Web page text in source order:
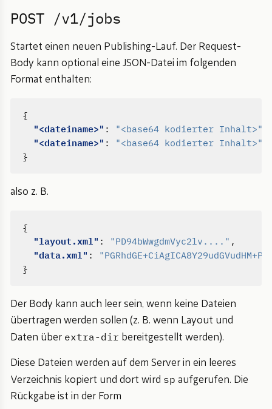
POST /v1/jobs
Startet einen neuen Publishing-Lauf. Der Request-
Body kann optional eine JSON-Datei im folgenden
Format enthalten:
{
"<dateiname>" : "<base64 kodierter Inhalt>"
"<dateiname>" :
"<base64 kodierter Inhalt>"
}
also z. B.
{
"layout.xml" : "PD94bWwgdmVyc2lv...." ,
"data.xml" :
}
Der Body kann auch leer sein, wenn keine Dateien
übertragen werden sollen (z. B. wenn Layout und
Daten über extra-dir bereitgestellt werden).
Diese Dateien werden auf dem Server in ein leeres
Verzeichnis kopiert und dort wird sp aufgerufen. Die
Rückgabe ist in der Form